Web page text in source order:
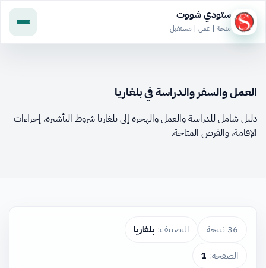
ستودي شووت
منحة | عمل | مستقبل
العمل والسفر والدراسة في بلغاريا
دليل شامل للدراسة والعمل والهجرة إلى بلغاريا شروط التأشيرة، إجراءات
الإقامة، والفرص المتاحة.
36 نتيجة التصنيف: بلغاريا
الصفحة: 1